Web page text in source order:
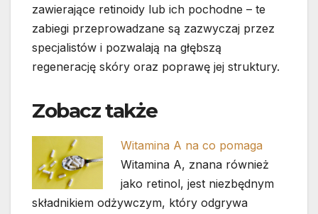
zawierające retinoidy lub ich pochodne – te
zabiegi przeprowadzane są zazwyczaj przez
specjalistów i pozwalają na głębszą
regenerację skóry oraz poprawę jej struktury.
Zobacz także
Witamina A na co pomaga
Witamina A, znana również
jako retinol, jest niezbędnym
składnikiem odżywczym, który odgrywa